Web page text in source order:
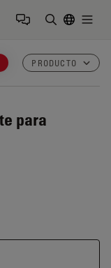
PRODUCTO
para